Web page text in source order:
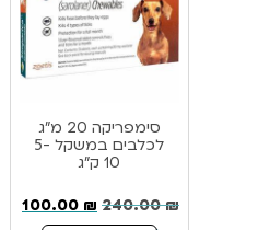
סימפריקה 20 מ”ג
לכלבים במשקל 5-
10 ק”ג
240.00₪
100.00 ₪